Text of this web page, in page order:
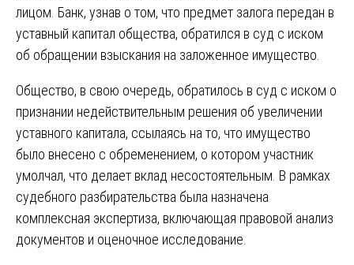
лицом. Банк, узнав о том, что предмет залога передан в
уставный капитал общества, обратился в суд с иском
об обращении взыскания на заложенное имущество.
Общество, в свою очередь, обратилось в суд с иском о
признании недействительным решения об увеличении
уставного капитала, ссылаясь на то, что имущество
было внесено с обременением, о котором участник
умолчал, что делает вклад несостоятельным. В рамках
судебного разбирательства была назначена
комплексная экспертиза, включающая правовой анализ
документов и оценочное исследование.